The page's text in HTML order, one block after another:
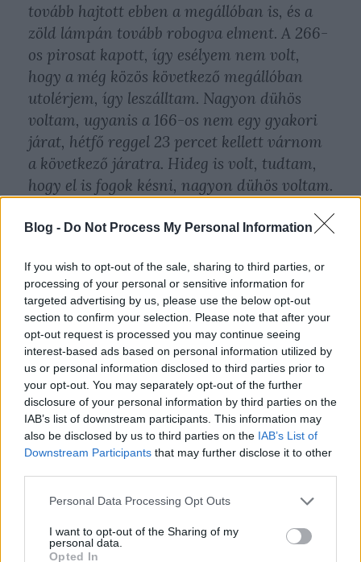
Blog - Do Not Process My Personal Information
If you wish to opt-out of the sale, sharing to third parties, or
processing of your personal or sensitive information for
targeted advertising by us, please use the below opt-out
section to confirm your selection. Please note that after your
opt-out request is processed you may continue seeing
interest-based ads based on personal information utilized by
us or personal information disclosed to third parties prior to
your opt-out. You may separately opt-out of the further
disclosure of your personal information by third parties on the
IAB’s list of downstream participants. This information may
also be disclosed by us to third parties on the IAB’s List of
Downstream Participants that may further disclose it to other
Please note that this website/app uses one or more Google
not limited to your visit or usage behaviour. You may click to
grant or deny consent to Google and its third-party tags to
Personal Data Processing Opt Outs
I want to opt-out of the Sharing of my
personal data.
Opted In
tovább hajtott ebben a megállóban is, és a
zöld lámpán tovább robogva elment. A 266-
os pirosat kapott, így esélyem nem volt,
hogy a még közös következő megállóban
utolérjem, így leszálltam. Nagyon dühös
voltam, ugyanis a 166-os nem egy gyakori
járat, hétfő reggel 23 percet kellett várnom
a következő járatra. Hideg is volt, tudtam,
hogy el is fogok késni, nagyon dühös voltam.
Nem szoktam "panaszkodni", de ekkor
hölgynek a telefonban mi történt. A
stílusával volt némi gond, de nem
foglalkoztam vele, én is eléggé morcos
voltam. Felvette a panaszom, elmondta,
hogy kivizsgálják az ügyet, és majd
emailban értesítenek. Ez a tegnapi napon
meg is történt. Bemásolom a levelet.
Tisztelt .............! Hivatkozva Társaságunk
ügyfélszolgálatán 2014. december 29-én tett
bejelentésére, tájékoztatjuk, hogy panaszát
az ügyben illetékes BKV Zrt. kivizsgálta. A
megállóhely megközelítését és az utasok